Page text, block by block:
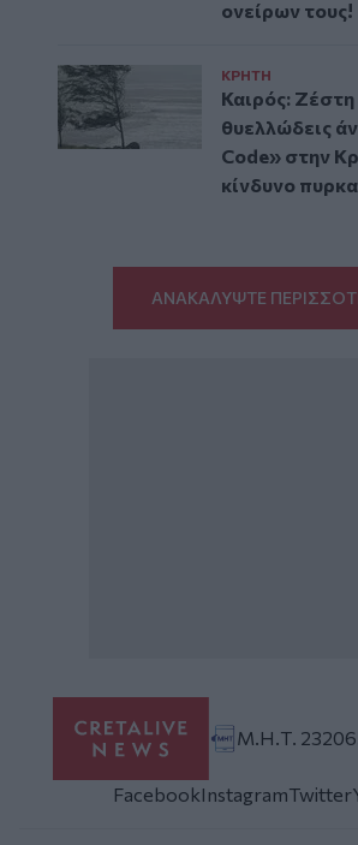
ονείρων τους!
ΚΡΗΤΗ
Καιρός: Ζέστη
θυελλώδεις
Code» στην
κίνδυνο
ΑΝΑΚΑΛΥΨΤΕ
Μ.Η.Τ.
FacebookInstagramTwitter